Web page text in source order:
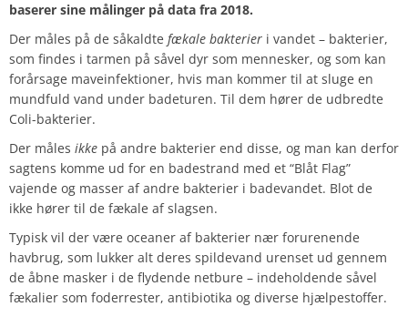
baserer sine målinger på data fra 2018.
Der måles på de såkaldte fækale bakterier i vandet – bakterier,
som findes i tarmen på såvel dyr som mennesker, og som kan
forårsage maveinfektioner, hvis man kommer til at sluge en
mundfuld vand under badeturen. Til dem hører de udbredte
Coli-bakterier.
Der måles ikke på andre bakterier end disse, og man kan derfor
sagtens komme ud for en badestrand med et “Blåt Flag”
vajende og masser af andre bakterier i badevandet. Blot de
ikke hører til de fækale af slagsen.
Typisk vil der være oceaner af bakterier nær forurenende
havbrug, som lukker alt deres spildevand urenset ud gennem
de åbne masker i de flydende netbure – indeholdende såvel
fækalier som foderrester, antibiotika og diverse hjælpestoffer.